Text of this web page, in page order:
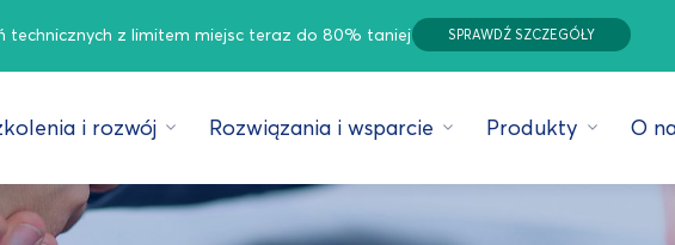
technicznych z limitem miejsc teraz do 80% taniej SPRAWDŹ SZCZEGÓŁY
i rozwój Rozwiązania i wsparcie Produkty O